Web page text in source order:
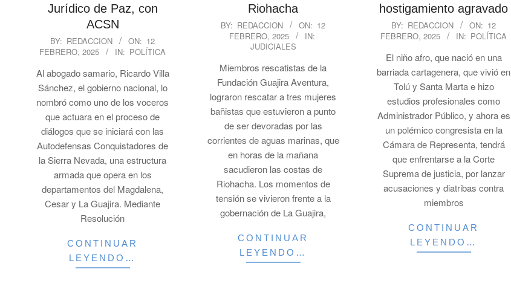
Jurídico de Paz, con
ACSN
2025-
02-
12
BY: REDACCION ON: 12
FEBRERO, 2025
IN: POLÍTICA
Al abogado samario, Ricardo Villa
Sánchez, el gobierno nacional, lo
nombró como uno de los voceros
que actuara en el proceso de
diálogos que se iniciará con las
Autodefensas Conquistadores de
la Sierra Nevada, una estructura
armada que opera en los
departamentos del Magdalena,
Cesar y La Guajira. Mediante
Resolución
CONTINUAR
LEYENDO…
Riohacha
2025-BY: REDACCION ON: 12
FEBRERO, 2025
IN:
JUDICIALES
Miembros rescatistas de la
Fundación Guajira Aventura,
lograron rescatar a tres mujeres
bañistas que estuvieron a punto
de ser devoradas por las
corrientes de aguas marinas, que
en horas de la mañana
sacudieron las costas de
Riohacha. Los momentos de
tensión se vivieron frente a la
gobernación de La Guajira,
CONTINUAR
LEYENDO…
hostigamiento agravado
2025-
02-
BY: REDACCION ON: 12
FEBRERO, 2025
IN: POLÍTICA
El niño afro, que nació en una
barriada cartagenera, que vivió en
Tolú y Santa Marta e hizo
estudios profesionales como
Administrador Público, y ahora es
un polémico congresista en la
Cámara de Representa, tendrá
que enfrentarse a la Corte
Suprema de justicia, por lanzar
acusaciones y diatribas contra
miembros
CONTINUAR
LEYENDO…